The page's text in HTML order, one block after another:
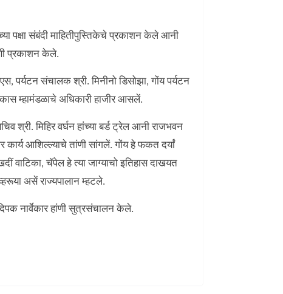
पक्षा संबंदी माहितीपुस्तिकेचे प्रकाशन केले आनी
प्रकाशन केले.
पर्यटन संचालक श्री. मिनीनो डिसोझा, गोंय पर्यटन
म्हामंडळाचे अधिकारी हाजीर आसलें.
श्री. मिहिर वर्घन हांच्या बर्ड ट्रेल आनी राजभवन
कार्य आशिल्ल्याचे तांणी सांगलें. गोंय हे फकत दर्यां
वाटिका, चॅपेल हे त्या जाग्याचो इतिहास दाखयत
असें राज्यपालान म्हटले.
नार्वेकार हांणी सुत्रसंचालन केले.